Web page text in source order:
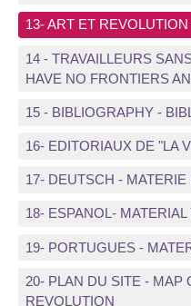
13- ART ET
14 - TRAVAILLEURS
HAVE NO FRONTIERS
15 - BIBLIOGRAPHY -
16- EDITORIAUX DE "LA
17- DEUTSCH -
18- ESPANOL-
19- PORTUGUES -
20- PLAN DU SITE - MAP
REVOLUTION